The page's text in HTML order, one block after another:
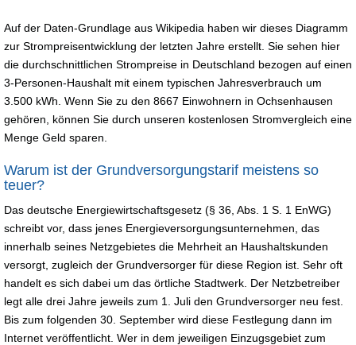
Auf der Daten-Grundlage aus Wikipedia haben wir dieses Diagramm
zur Strompreisentwicklung der letzten Jahre erstellt. Sie sehen hier
die durchschnittlichen Strompreise in Deutschland bezogen auf einen
3-Personen-Haushalt mit einem typischen Jahresverbrauch um
3.500 kWh. Wenn Sie zu den 8667 Einwohnern in Ochsenhausen
gehören, können Sie durch unseren kostenlosen Stromvergleich eine
Menge Geld sparen.
Warum ist der Grundversorgungstarif meistens so
teuer?
Das deutsche Energiewirtschaftsgesetz (§ 36, Abs. 1 S. 1 EnWG)
schreibt vor, dass jenes Energieversorgungsunternehmen, das
innerhalb seines Netzgebietes die Mehrheit an Haushaltskunden
versorgt, zugleich der Grundversorger für diese Region ist. Sehr oft
handelt es sich dabei um das örtliche Stadtwerk. Der Netzbetreiber
legt alle drei Jahre jeweils zum 1. Juli den Grundversorger neu fest.
Bis zum folgenden 30. September wird diese Festlegung dann im
Internet veröffentlicht. Wer in dem jeweiligen Einzugsgebiet zum